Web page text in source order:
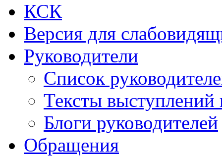
КСК
Версия для
Руководители
Список
Тексты выступлений
Блоги руководителей
Обращения